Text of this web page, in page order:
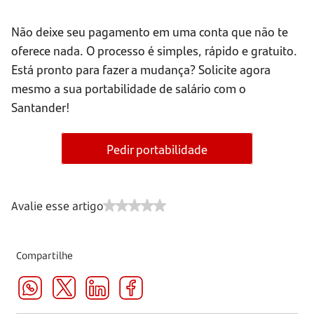
Não deixe seu pagamento em uma conta que não te
oferece nada. O processo é simples, rápido e gratuito.
Está pronto para fazer a mudança? Solicite agora
mesmo a sua portabilidade de salário com o
Santander!
Pedir portabilidade
Avalie esse artigo
Compartilhe